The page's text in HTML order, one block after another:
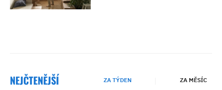
NEJČTENĚJŠÍ ZA TÝDEN ZA MĚSÍC